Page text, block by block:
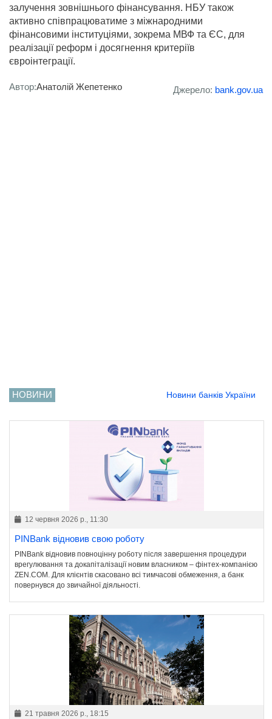
залучення зовнішнього фінансування. НБУ також
активно співпрацюватиме з міжнародними
фінансовими інституціями, зокрема МВФ та ЄС, для
реалізації реформ і досягнення критеріїв
євроінтеграції.
Автор:Анатолій Жепетенко Джерело: bank.gov.ua
НОВИНИ Новини банків України
12 червня 2026 р., 11:30
PINBank відновив свою роботу
PINBank відновив повноцінну роботу після завершення процедури
врегулювання та докапіталізації новим власником – фінтех-компанією
ZEN.COM. Для клієнтів скасовано всі тимчасові обмеження, а банк
повернувся до звичайної діяльності.
21 травня 2026 р., 18:15